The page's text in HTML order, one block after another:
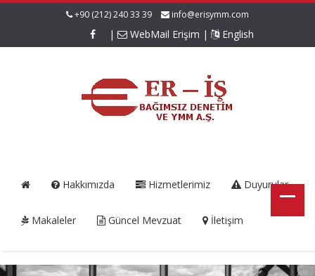
+90 (212) 240 33 39 info@erisymm.com
| WebMail Erişim | English
Hakkımızda Hizmetlerimiz Duyurular
Makaleler Güncel Mevzuat İletişim